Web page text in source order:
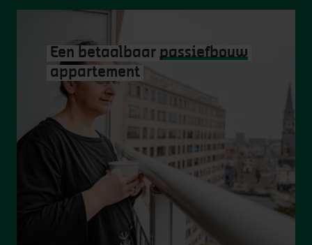
Een betaalbaar passiefbouw
appartement